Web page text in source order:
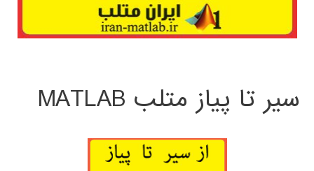
سیر تا پیاز متلب MATLAB